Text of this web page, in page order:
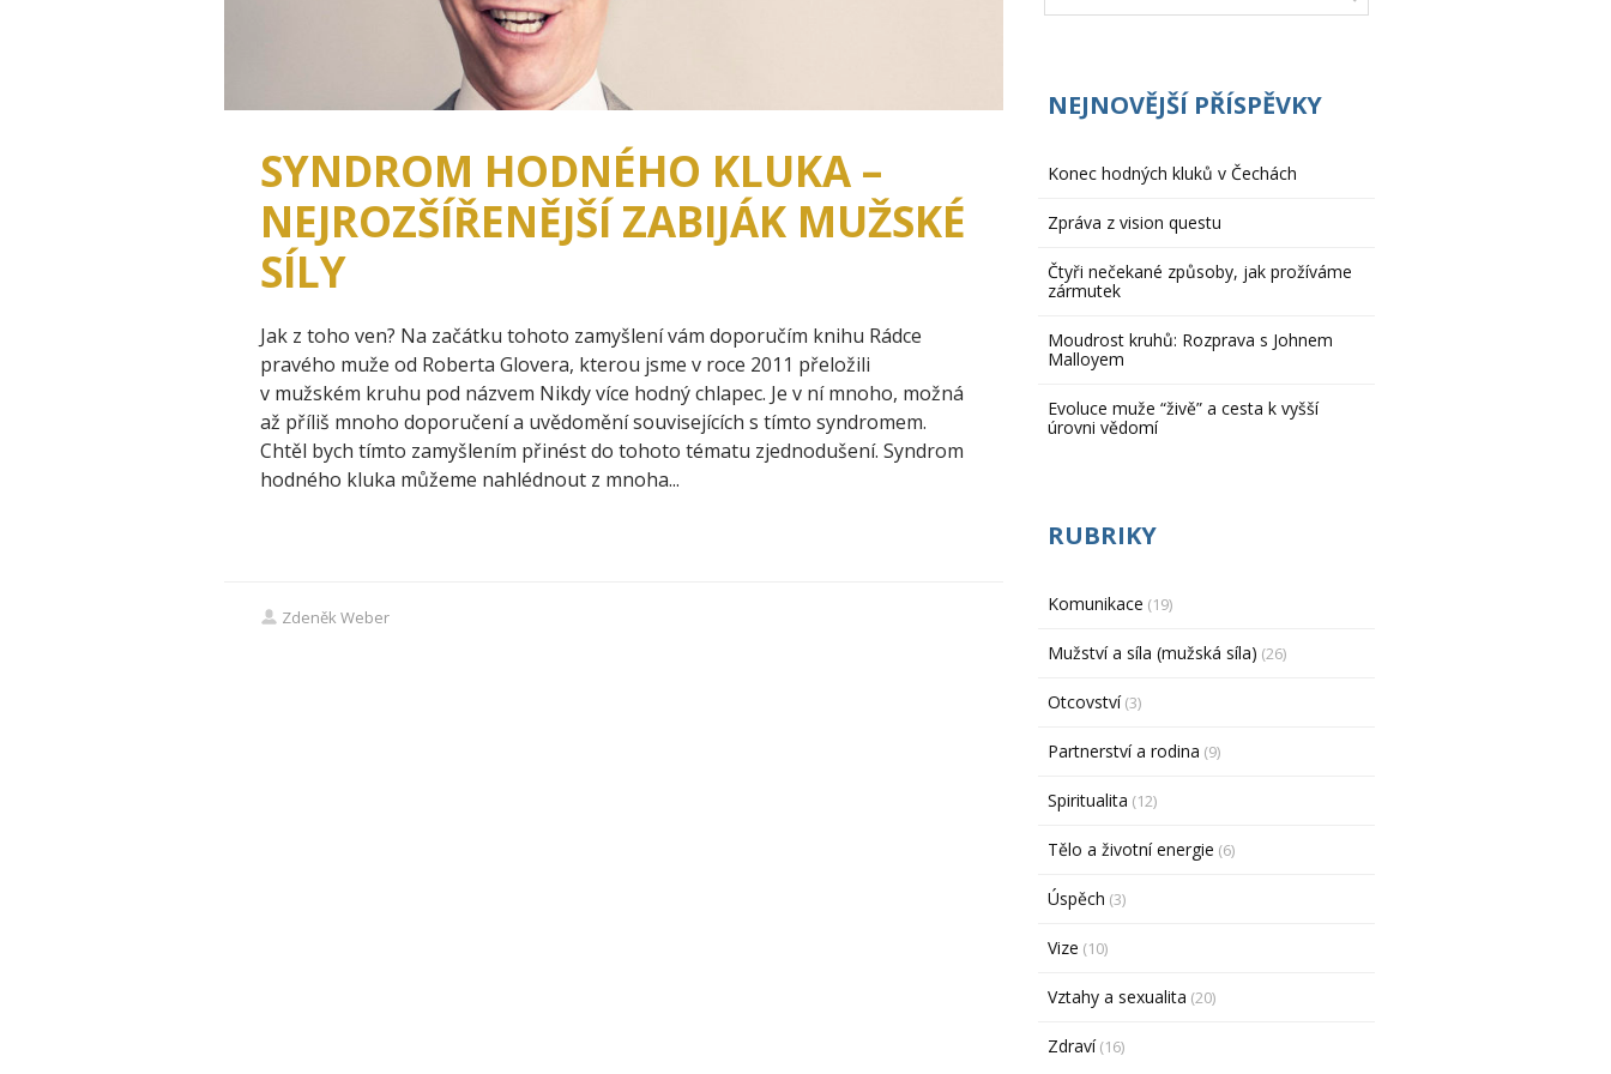
SYNDROM HODNÉHO KLUKA –
NEJROZŠÍŘENĚJŠÍ ZABIJÁK MUŽSKÉ
SÍLY
Jak z toho ven? Na začátku tohoto zamyšlení vám doporučím knihu Rádce
pravého muže od Roberta Glovera, kterou jsme v roce 2011 přeložili
v mužském kruhu pod názvem Nikdy více hodný chlapec. Je v ní mnoho, možná
až příliš mnoho doporučení a uvědomění souvisejících s tímto syndromem.
Chtěl bych tímto zamyšlením přinést do tohoto tématu zjednodušení. Syndrom
hodného kluka můžeme nahlédnout z mnoha...
Zdeněk Weber
NEJNOVĚJŠÍ PŘÍSPĚVKY
Konec hodných kluků v Čechách
Zpráva z vision questu
Čtyři nečekané způsoby, jak prožíváme
zármutek
Moudrost kruhů: Rozprava s Johnem
Malloyem
Evoluce muže “živě” a cesta k vyšší
úrovni vědomí
RUBRIKY
Komunikace (19)
Mužství a síla (mužská síla) (26)
Otcovství(3)
Partnerství a rodina (9)
Spiritualita (12)
Tělo a životní energie (6)
Úspěch (3)
Vize (10)
Vztahy a sexualita (20)
Zdraví(16)